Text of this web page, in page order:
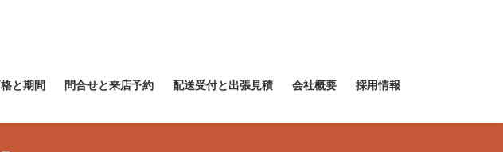
と期間 問合せと来店予約 配送受付と出張見積 会社概要 採用情報